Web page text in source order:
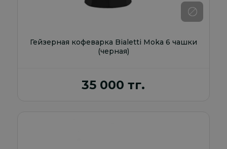
Гейзерная кофеварка Bialetti Moka 6 чашки
(черная)
35 000 тг.